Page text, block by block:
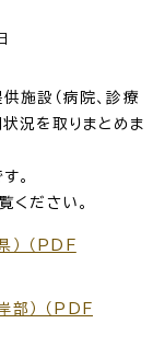
施設（病院、診療
況を取りまとめま
。
ください。
） （PDF
部） （PDF